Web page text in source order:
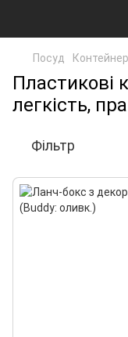
Посуд
Пластикові
легкість,
Фільтр